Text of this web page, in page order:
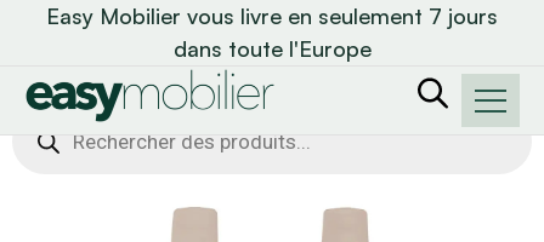
Easy Mobilier vous livre en seulement 7 jours
dans toute l'Europe
Recherche
de